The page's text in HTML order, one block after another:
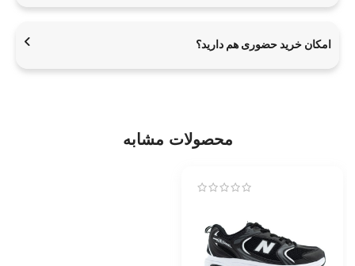
امکان خرید حضوری هم دارید؟
محصولات مشابه